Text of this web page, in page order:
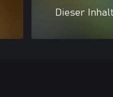
Dieser